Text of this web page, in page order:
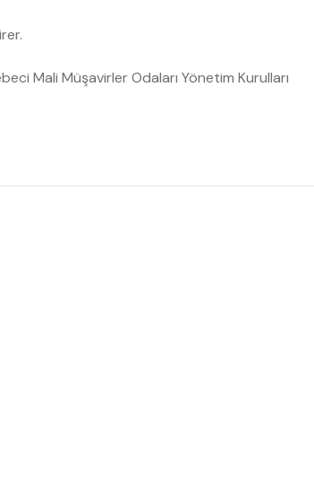
Mali Müşavirler Odaları Yönetim Kurulları